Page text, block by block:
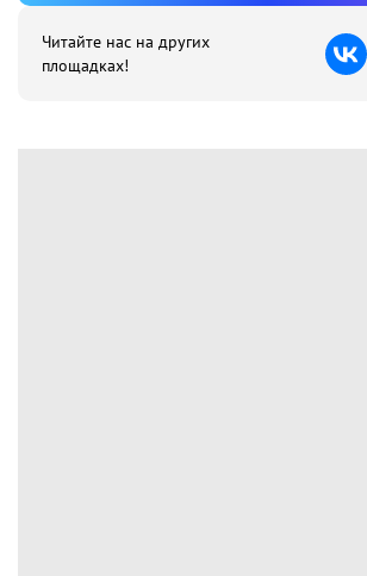
Читайте нас на других
площадках!